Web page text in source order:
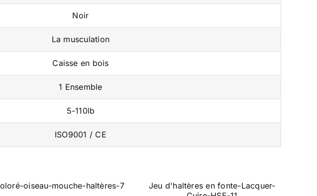
Noir
La musculation
Caisse en bois
1 Ensemble
5-110lb
ISO9001 / CE